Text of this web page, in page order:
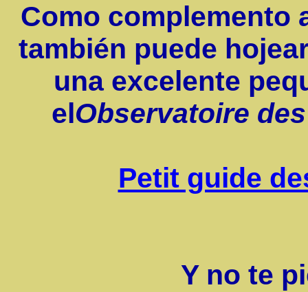
Como complemento
también puede
una excelente
el Observatoire
Petit guide
Y no te